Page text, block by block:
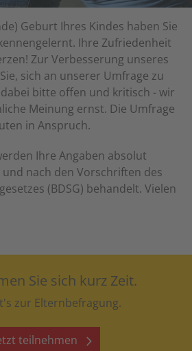
Geburt Ihres Kindes haben Sie
Ihre Zufriedenheit
Zur Verbesserung unseres
sich an unserer Umfrage zu
dabei bitte offen und kritisch - wir
Meinung ernst. Die Umfrage
in Anspruch.
Ihre Angaben absolut
nach den Vorschriften des
(BDSG) behandelt. Vielen
Sie sich kurz Zeit.
zur Elternbefragung.
teilnehmen